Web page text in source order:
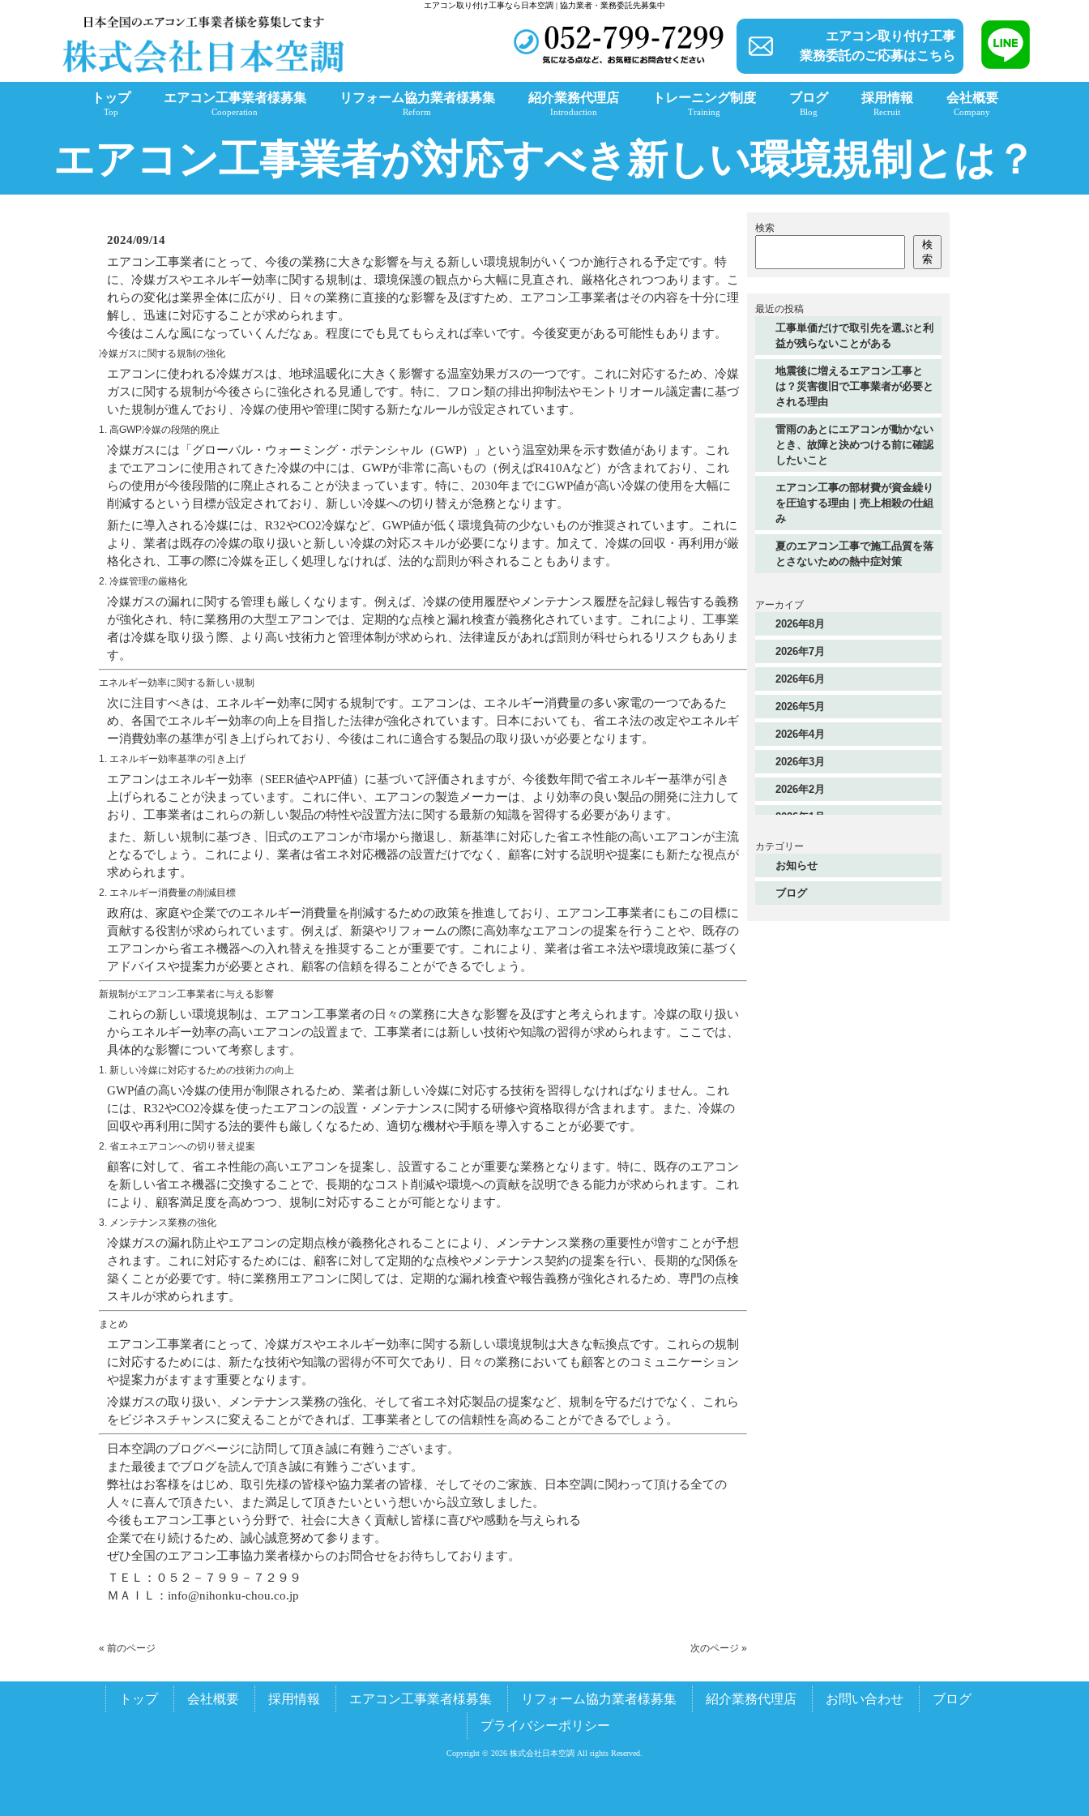
エアコン取り付け工事なら日本空調 | 協力業者・業務委託先募集中
エアコン取り付け工事
業務委託のご応募はこちら
トップ
Top
エアコン工事業者様募集
Cooperation
リフォーム協力業者様募集
Reform
紹介業務代理店
Introduction
トレーニング制度
Training
ブログ
Blog
採用情報
Recruit
会社概要
Company
エアコン工事業者が対応すべき新しい環境規制とは？
2024/09/14
エアコン工事業者にとって、今後の業務に大きな影響を与える新しい環境規制がいくつか施行される予定です。特
に、冷媒ガスやエネルギー効率に関する規制は、環境保護の観点から大幅に見直され、厳格化されつつあります。こ
れらの変化は業界全体に広がり、日々の業務に直接的な影響を及ぼすため、エアコン工事業者はその内容を十分に理
解し、迅速に対応することが求められます。
今後はこんな風になっていくんだなぁ。程度にでも見てもらえれば幸いです。今後変更がある可能性もあります。
冷媒ガスに関する規制の強化
エアコンに使われる冷媒ガスは、地球温暖化に大きく影響する温室効果ガスの一つです。これに対応するため、冷媒
ガスに関する規制が今後さらに強化される見通しです。特に、 フロン類の排出抑制法やモントリオール議定書に基づ
いた規制が進んでおり、冷媒の使用や管理に関する新たなルールが設定されています。
1. 高GWP冷媒の段階的廃止
冷媒ガスには「グローバル・ウォーミング・ポテンシャル（GWP）」という温室効果を示す数値があります。これ
までエアコンに使用されてきた冷媒の中には、GWPが非常に高いもの（例えばR410Aなど）が含まれており、これ
らの使用が今後段階的に廃止されることが決まっています。特に、 2030年までにGWP値が高い冷媒の使用を大幅に
削減する という目標が設定されており、新しい冷媒への切り替えが急務となります。
新たに導入される冷媒には、 R32やCO2冷媒など、GWP値が低く環境負荷の少ないものが推奨されています。これに
より、業者は既存の冷媒の取り扱いと新しい冷媒の対応スキルが必要になります。加えて、冷媒の回収・再利用が厳
格化され、工事の際に冷媒を正しく処理しなければ、法的な罰則が科されることもあります。
2. 冷媒管理の厳格化
冷媒ガスの漏れに関する管理も厳しくなります。例えば、冷媒の使用履歴やメンテナンス履歴を記録し報告する義務
が強化され、特に業務用の大型エアコンでは、定期的な点検と漏れ検査が義務化されています。これにより、工事業
者は冷媒を取り扱う際、より高い技術力と管理体制が求められ、法律違反があれば罰則が科せられるリスクもありま
す。
エネルギー効率に関する新しい規制
次に注目すべきは、エネルギー効率に関する規制です。エアコンは、エネルギー消費量の多い家電の一つであるた
め、各国でエネルギー効率の向上を目指した法律が強化されています。日本においても、 省エネ法の改定やエネルギ
ー消費効率の基準が引き上げられており、今後はこれに適合する製品の取り扱いが必要となります。
1. エネルギー効率基準の引き上げ
エアコンはエネルギー効率（SEER値やAPF値）に基づいて評価されますが、今後数年間で省エネルギー基準が引き
上げられることが決まっています。これに伴い、エアコンの製造メーカーは、より効率の良い製品の開発に注力して
おり、工事業者はこれらの新しい製品の特性や設置方法に関する最新の知識を習得する必要があります。
また、新しい規制に基づき、旧式のエアコンが市場から撤退し、新基準に対応した省エネ性能の高いエアコンが主流
となるでしょう。これにより、業者は省エネ対応機器の設置だけでなく、顧客に対する説明や提案にも新たな視点が
求められます。
2. エネルギー消費量の削減目標
政府は、家庭や企業でのエネルギー消費量を削減するための政策を推進しており、エアコン工事業者にもこの目標に
貢献する役割が求められています。例えば、新築やリフォームの際に高効率なエアコンの提案を行うことや、
既存の
エアコンから省エネ機器への入れ替え を推奨することが重要です。これにより、業者は省エネ法や環境政策に基づく
アドバイスや提案力が必要とされ、顧客の信頼を得ることができるでしょう。
新規制がエアコン工事業者に与える影響
これらの新しい環境規制は、エアコン工事業者の日々の業務に大きな影響を及ぼすと考えられます。冷媒の取り扱い
からエネルギー効率の高いエアコンの設置まで、工事業者には新しい技術や知識の習得が求められます。ここでは、
具体的な影響について考察します。
1. 新しい冷媒に対応するための技術力の向上
GWP値の高い冷媒の使用が制限されるため、業者は新しい冷媒に対応する技術を習得しなければなりません。これ
には、R32やCO2冷媒を使ったエアコンの設置・メンテナンスに関する研修や資格取得が含まれます。また、冷媒の
回収や再利用に関する法的要件も厳しくなるため、適切な機材や手順を導入することが必要です。
2. 省エネエアコンへの切り替え提案
顧客に対して、省エネ性能の高いエアコンを提案し、設置することが重要な業務となります。特に、既存のエアコン
を新しい省エネ機器に交換することで、長期的なコスト削減や環境への貢献を説明できる能力が求められます。これ
により、顧客満足度を高めつつ、規制に対応することが可能となります。
3. メンテナンス業務の強化
冷媒ガスの漏れ防止やエアコンの定期点検が義務化されることにより、メンテナンス業務の重要性が増すことが予想
されます。これに対応するためには、顧客に対して定期的な点検やメンテナンス契約の提案を行い、長期的な関係を
築くことが必要です。特に業務用エアコンに関しては、定期的な漏れ検査や報告義務が強化されるため、専門の点検
スキルが求められます。
まとめ
エアコン工事業者にとって、冷媒ガスやエネルギー効率に関する新しい環境規制は大きな転換点です。これらの規制
に対応するためには、新たな技術や知識の習得が不可欠であり、日々の業務においても顧客とのコミュニケーション
や提案力がますます重要となります。
冷媒ガスの取り扱い、メンテナンス業務の強化、そして省エネ対応製品の提案など、規制を守るだけでなく、これら
をビジネスチャンスに変えることができれば、工事業者としての信頼性を高めることができるでしょう。
日本空調のブログページに訪問して頂き誠に有難うございます。
また最後までブログを読んで頂き誠に有難うございます。
弊社はお客様をはじめ、取引先様の皆様や協力業者の皆様、そしてそのご家族、日本空調に関わって頂ける全ての
人々に喜んで頂きたい、また満足して頂きたいという想いから設立致しました。
今後もエアコン工事という分野で、社会に大きく貢献し皆様に喜びや感動を与えられる
企業で在り続けるため、誠心誠意努めて参ります。
ぜひ全国のエアコン工事協力業者様からのお問合せをお待ちしております。
ＴＥＬ：０５２－７９９－７２９９
ＭＡＩＬ：info@nihonku-chou.co.jp
« 前のページ 次のページ »
検索
検
索
最近の投稿
工事単価だけで取引先を選ぶと利
益が残らないことがある
地震後に増えるエアコン工事と
は？災害復旧で工事業者が必要と
される理由
雷雨のあとにエアコンが動かない
とき、故障と決めつける前に確認
したいこと
エアコン工事の部材費が資金繰り
を圧迫する理由｜売上相殺の仕組
み
夏のエアコン工事で施工品質を落
とさないための熱中症対策
アーカイブ
2026年8月
2026年7月
2026年6月
2026年5月
2026年4月
2026年3月
2026年2月
2026年1月
2025年12月
2025年11月
2025年10月
2023年3月
カテゴリー
お知らせ
ブログ
トップ 会社概要 採用情報 エアコン工事業者様募集 リフォーム協力業者様募集 紹介業務代理店 お問い合わせ
ブログ
プライバシーポリシー
Copyright © 2026 株式会社日本空調 All rights Reserved.